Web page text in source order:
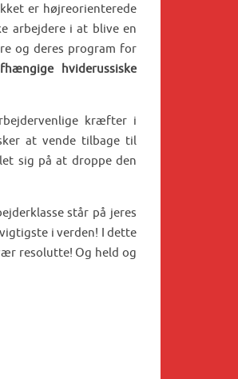
er højreorienterede
arbejdere i at blive en
og deres program for
hviderussiske
kræfter i
at vende tilbage til
sig på at droppe den
står på jeres
i verden! I dette
resolutte! Og held og